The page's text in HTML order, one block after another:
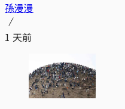
孫漫漫
1 天前